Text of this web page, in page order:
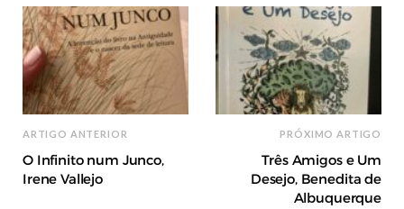
ARTIGO ANTERIOR
O Infinito num Junco,
Irene Vallejo
PRÓXIMO ARTIGO
Três Amigos e Um
Desejo, Benedita de
Albuquerque